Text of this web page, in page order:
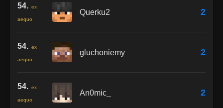
54. ex
aequo
Querku2 2
54. ex
aequo
gluchoniemy 2
54. ex
aequo
An0mic_ 2